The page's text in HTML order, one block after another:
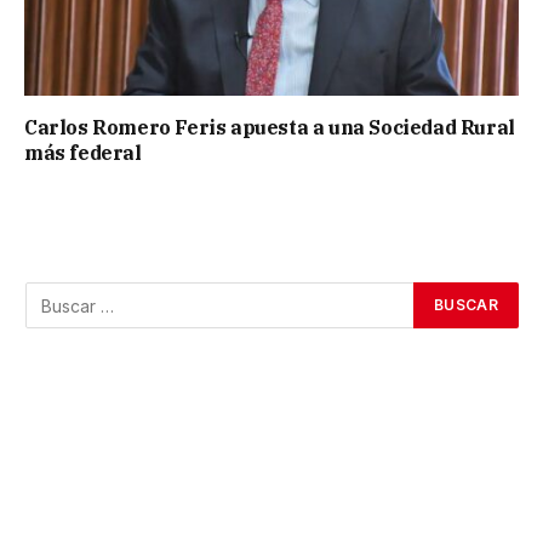
Carlos Romero Feris apuesta a una Sociedad Rural
más federal